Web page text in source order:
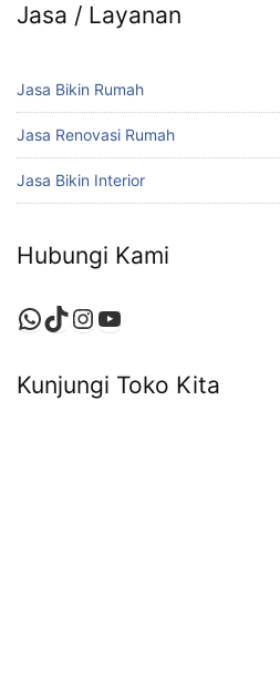
Jasa / Layanan
Jasa Bikin Rumah
Jasa Renovasi Rumah
Jasa Bikin Interior
Hubungi Kami
WhatsApp
TikTok
Instagram
YouTube
Kunjungi Toko Kita